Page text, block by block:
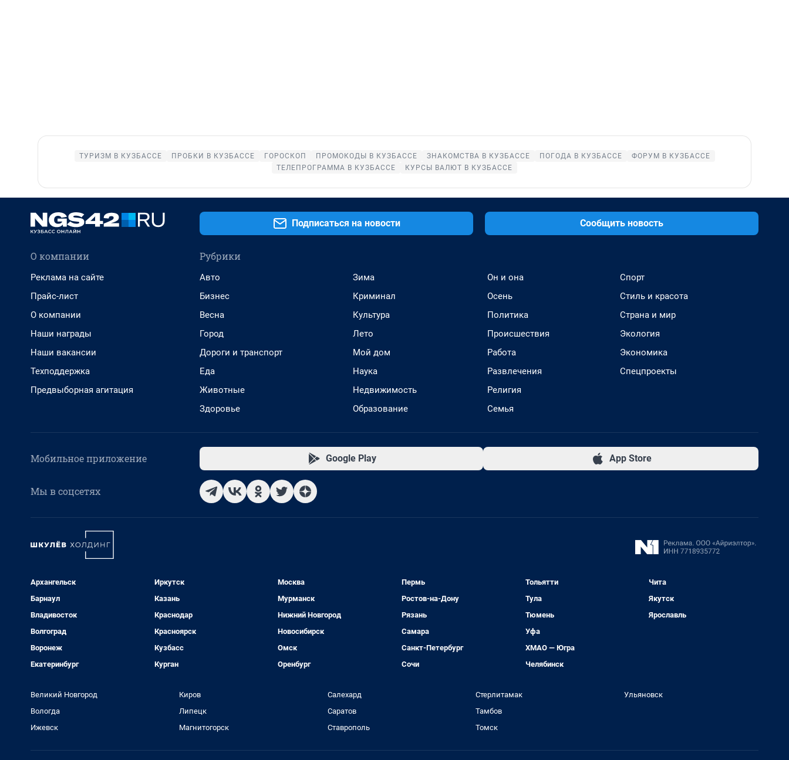
ТУРИЗМ В КУЗБАССЕ ПРОБКИ В КУЗБАССЕ ГОРОСКОП ПРОМОКОДЫ В КУЗБАССЕ ЗНАКОМСТВА В КУЗБАССЕ ПОГОДА В КУЗБАССЕ
ФОРУМ В КУЗБАССЕ
ТЕЛЕПРОГРАММА В КУЗБАССЕ
КУРСЫ ВАЛЮТ В КУЗБАССЕ
Подписаться на новости Сообщить новость
О компании
Реклама на сайте
Прайс-лист
О компании
Наши награды
Наши вакансии
Техподдержка
Предвыборная агитация
Рубрики
Авто
Бизнес
Весна
Город
Дороги и транспорт
Еда
Животные
Здоровье
Зима
Криминал
Культура
Лето
Мой дом
Наука
Недвижимость
Образование
Он и она
Осень
Политика
Происшествия
Работа
Развлечения
Религия
Семья
Спорт
Стиль и красота
Страна и мир
Экология
Экономика
Спецпроекты
Мобильное приложение Google Play App Store
Мы в соцсетях
Архангельск
Барнаул
Владивосток
Волгоград
Воронеж
Екатеринбург
Иркутск
Казань
Краснодар
Красноярск
Кузбасс
Курган
Москва
Мурманск
Нижний Новгород
Новосибирск
Омск
Оренбург
Пермь
Ростов-на-Дону
Рязань
Самара
Санкт-Петербург
Сочи
Тольятти
Тула
Тюмень
Уфа
ХМАО — Югра
Челябинск
Чита
Якутск
Ярославль
Великий Новгород
Вологда
Ижевск
Киров
Липецк
Магнитогорск
Салехард
Саратов
Ставрополь
Стерлитамак
Тамбов
Томск
Ульяновск